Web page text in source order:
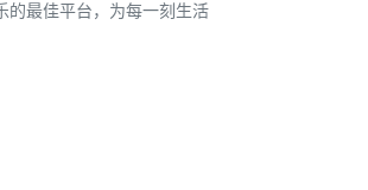
旦管旦管
的舞步
的最佳平台，为每一刻生活